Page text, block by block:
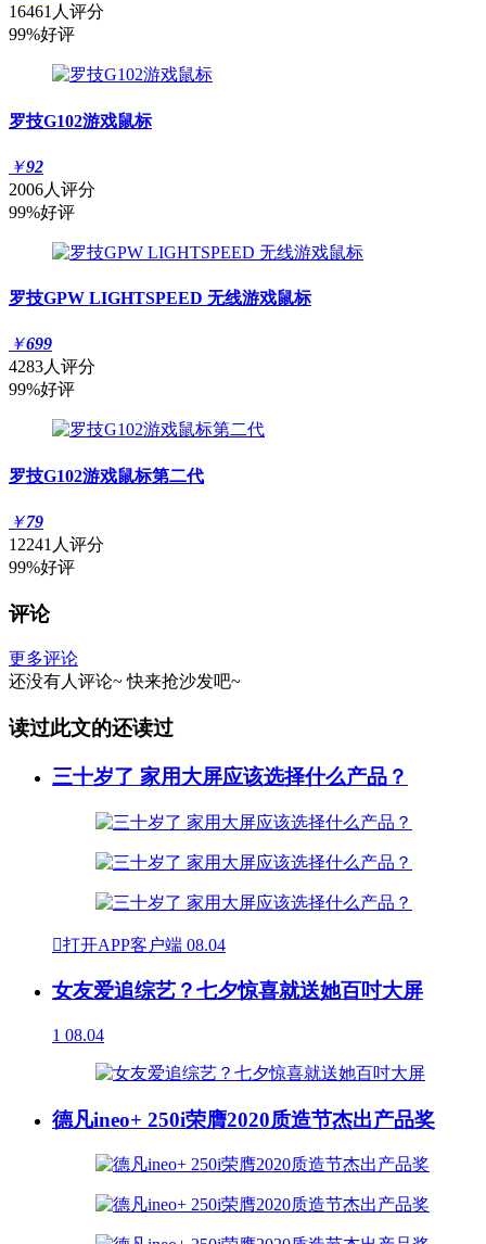
16461人评分
99%好评
罗技G102游戏鼠标
￥92
2006人评分
99%好评
罗技GPW LIGHTSPEED 无线游戏鼠标
￥699
4283人评分
99%好评
罗技G102游戏鼠标第二代
￥79
12241人评分
99%好评
评论
更多评论
还没有人评论~ 快来抢沙发吧~
读过此文的还读过
三十岁了 家用大屏应该选择什么产品？
打开APP客户端 08.04
女友爱追综艺？七夕惊喜就送她百吋大屏
1 08.04
德凡ineo+ 250i荣膺2020质造节杰出产品奖